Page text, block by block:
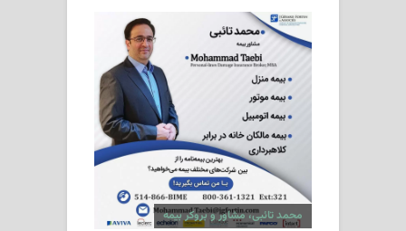
محمد تائبی، مشاور و بروکر بیمه